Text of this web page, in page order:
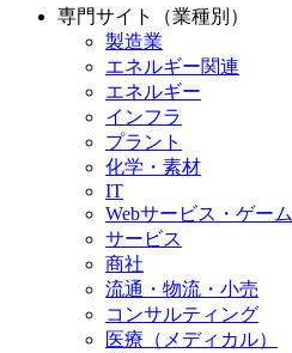
専門サイト（業種別）
製造業
エネルギー関連
エネルギー
インフラ
プラント
化学・素材
IT
Webサービス・ゲーム
サービス
商社
流通・物流・小売
コンサルティング
医療（メディカル）